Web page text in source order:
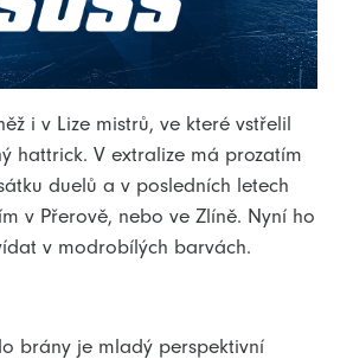
i v Lize mistrů, ve které vstřelil
hattrick. V extralize má prozatím
duelů a v posledních letech
v Přerově, nebo ve Zlíně. Nyní ho
v modrobílých barvách.
brány je mladý perspektivní